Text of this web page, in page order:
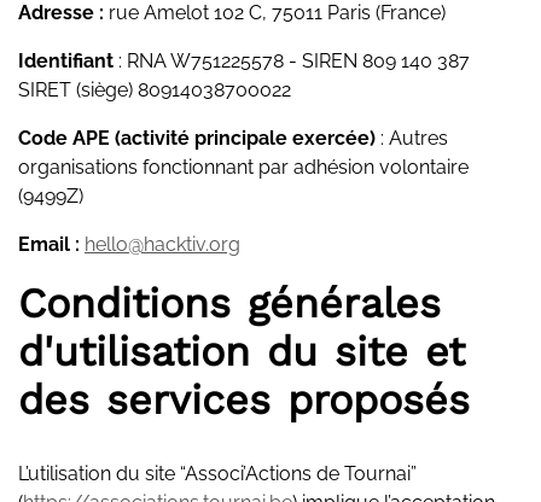
Adresse : rue Amelot 102 C, 75011 Paris (France)
Identifiant : RNA W751225578 - SIREN 809 140 387
SIRET (siège) 80914038700022
Code APE (activité principale exercée) : Autres
organisations fonctionnant par adhésion volontaire
(9499Z)
Email : hello@hacktiv.org
Conditions générales
d'utilisation du site et
des services proposés
L’utilisation du site “Associ’Actions de Tournai”